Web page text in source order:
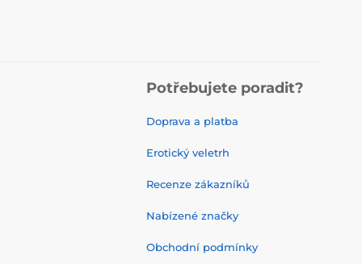
Potřebujete poradit?
Doprava a platba
Erotický veletrh
Recenze zákazníků
Nabízené značky
Obchodní podmínky